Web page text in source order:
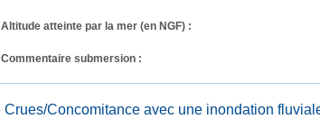
Altitude atteinte par la mer (en NGF) :
Commentaire submersion :
Crues/Concomitance avec une inondation